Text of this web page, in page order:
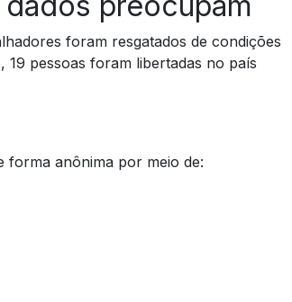
foram resgatados de condições
19 pessoas foram libertadas no país
forma anônima por meio de: